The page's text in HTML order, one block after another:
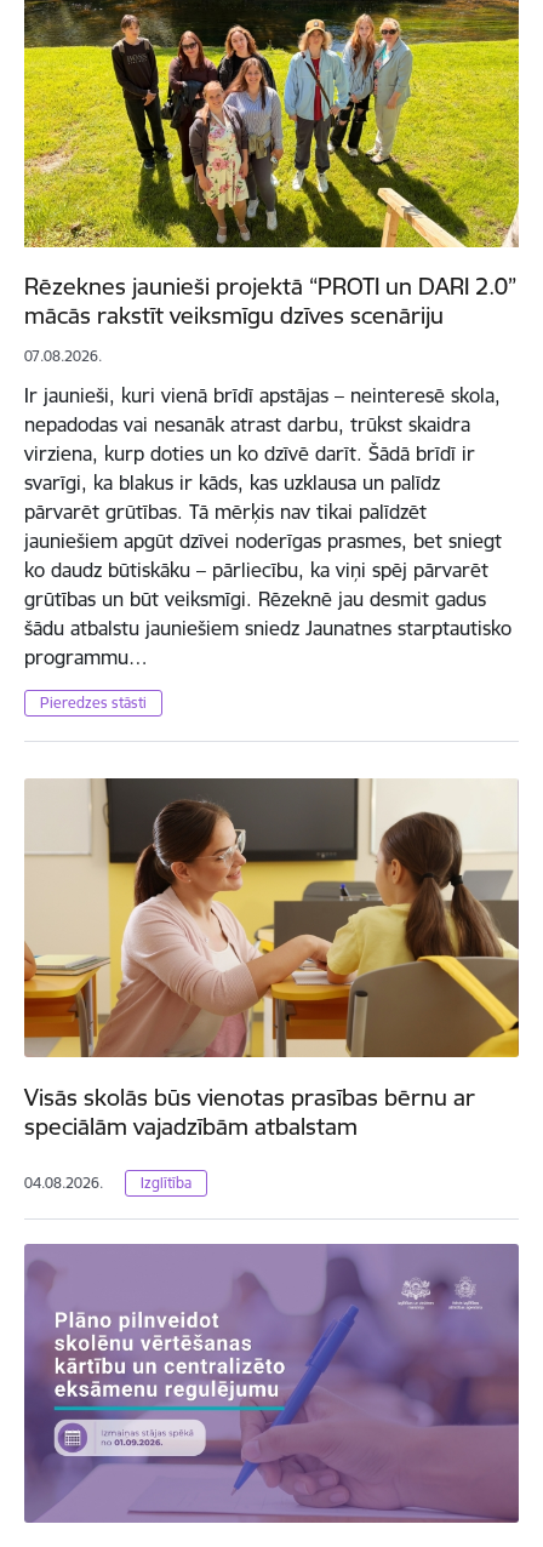
Rēzeknes jaunieši projektā “PROTI un DARI 2.0”
mācās rakstīt veiksmīgu dzīves scenāriju
07.08.2026.
Ir jaunieši, kuri vienā brīdī apstājas – neinteresē skola,
nepadodas vai nesanāk atrast darbu, trūkst skaidra
virziena, kurp doties un ko dzīvē darīt. Šādā brīdī ir
svarīgi, ka blakus ir kāds, kas uzklausa un palīdz
pārvarēt grūtības. Tā mērķis nav tikai palīdzēt
jauniešiem apgūt dzīvei noderīgas prasmes, bet sniegt
ko daudz būtiskāku – pārliecību, ka viņi spēj pārvarēt
grūtības un būt veiksmīgi. Rēzeknē jau desmit gadus
šādu atbalstu jauniešiem sniedz Jaunatnes starptautisko
programmu…
Pieredzes stāsti
Visās skolās būs vienotas prasības bērnu ar
speciālām vajadzībām atbalstam
04.08.2026. Izglītība